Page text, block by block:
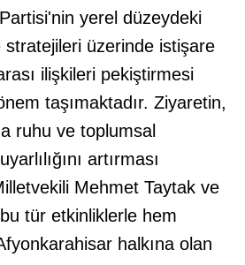
yerel düzeydeki
üzerinde istişare
ilişkileri pekiştirmesi
taşımaktadır. Ziyaretin,
ruhu ve toplumsal
artırması
Mehmet Taytak ve
tür etkinliklerle hem
halkına olan